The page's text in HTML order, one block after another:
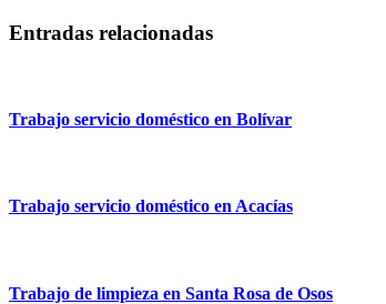
Entradas relacionadas
Trabajo servicio doméstico en Bolívar
Trabajo servicio doméstico en Acacías
Trabajo de limpieza en Santa Rosa de Osos